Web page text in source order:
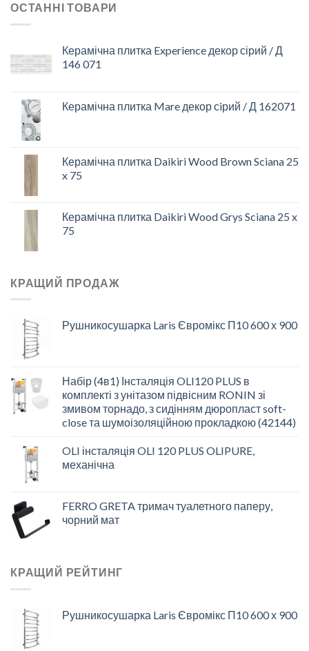
ОСТАННІ ТОВАРИ
Керамічна плитка Experience декор сірий / Д
146 071
Керамічна плитка Mare декор сiрий / Д 162071
Керамічна плитка Daikiri Wood Brown Sciana 25
x 75
Керамічна плитка Daikiri Wood Grys Sciana 25 x
75
КРАЩИЙ ПРОДАЖ
Рушникосушарка Laris Євромікс П10 600 х 900
Набір (4в1) Інсталяція OLI120 PLUS в
комплекті з унітазом підвісним RONIN зі
змивом торнадо, з сидінням дюропласт soft-
close та шумоізоляційною прокладкою (42144)
OLI інсталяція OLI 120 PLUS OLIPURE,
механічна
FERRO GRETA тримач туалетного паперу,
чорний мат
КРАЩИЙ РЕЙТИНГ
Рушникосушарка Laris Євромікс П10 600 х 900